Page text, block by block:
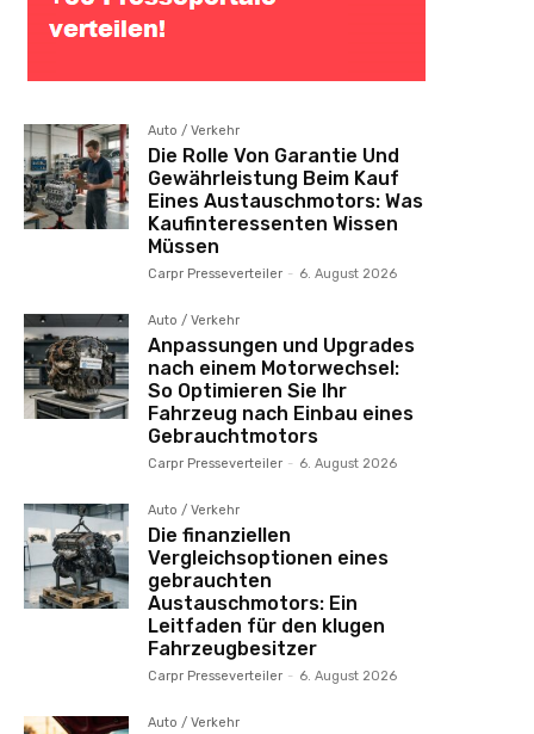
Auto / Verkehr
Die Rolle Von Garantie Und
Gewährleistung Beim Kauf
Eines Austauschmotors: Was
Kaufinteressenten Wissen
Müssen
Carpr Presseverteiler - 6. August 2026
Auto / Verkehr
Anpassungen und Upgrades
nach einem Motorwechsel:
So Optimieren Sie Ihr
Fahrzeug nach Einbau eines
Gebrauchtmotors
Carpr Presseverteiler - 6. August 2026
Auto / Verkehr
Die finanziellen
Vergleichsoptionen eines
gebrauchten
Austauschmotors: Ein
Leitfaden für den klugen
Fahrzeugbesitzer
Carpr Presseverteiler - 6. August 2026
Auto / Verkehr